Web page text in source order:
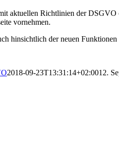
aktuellen Richtlinien der
vornehmen.
hinsichtlich der neuen
2018-09-23T13:31:14+02:0012.